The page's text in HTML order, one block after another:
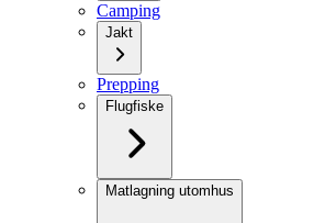
Camping
Jakt
Prepping
Flugfiske
Matlagning utomhus